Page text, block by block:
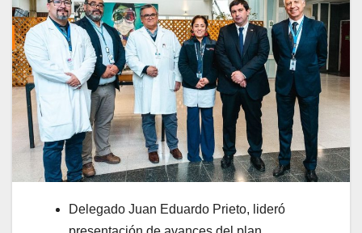
Delegado Juan Eduardo Prieto, lideró